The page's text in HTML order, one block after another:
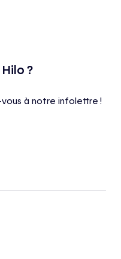
?
vous à notre infolettre !